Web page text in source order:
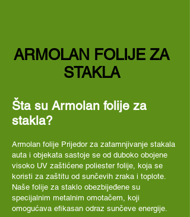
ARMOLAN FOLIJE ZA
STAKLA
Šta su Armolan folije za
stakla?
Armolan folije Prijedor za zatamnjivanje stakala
auta i objekata sastoje se od duboko obojene
visoko UV zaštićene poliester folije, koja se
koristi za zaštitu od sunčevih zraka i toplote.
Naše folije za staklo obezbijeđene su
specijalnim metalnim omotačem, koji
omogućava efikasan odraz sunčeve energije.